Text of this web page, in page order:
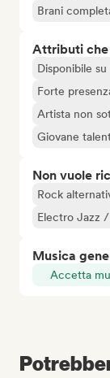
Brani
Attributi che
Disponibile
Forte
Artista non
Giovane
Non vuole
Rock
Electro Jazz
Musica
Accetta